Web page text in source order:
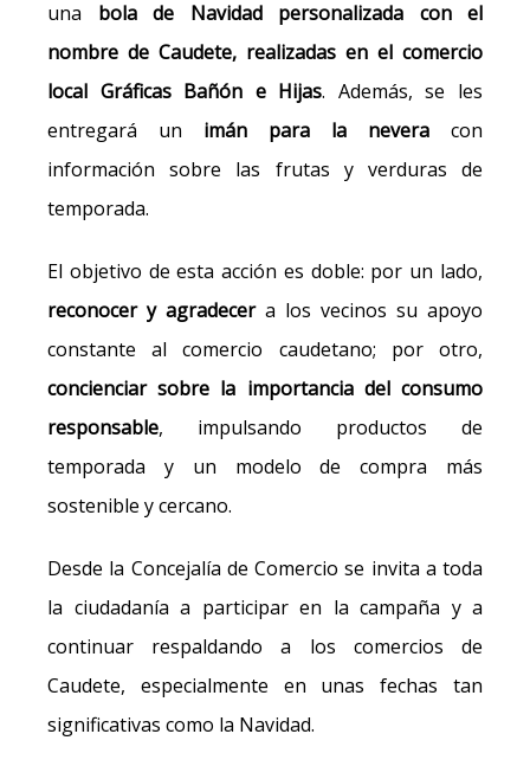
una bola de Navidad personalizada con el
nombre de Caudete, realizadas en el comercio
local Gráficas Bañón e Hijas. Además, se les
entregará un imán para la nevera con
información sobre las frutas y verduras de
temporada.
El objetivo de esta acción es doble: por un lado,
reconocer y agradecera los vecinos su apoyo
constante al comercio caudetano; por otro,
concienciar sobre la importancia del consumo
responsable, impulsando productos de
temporada y un modelo de compra más
sostenible y cercano.
Desde la Concejalía de Comercio se invita a toda
la ciudadanía a participar en la campaña y a
continuar respaldando a los comercios de
Caudete, especialmente en unas fechas tan
significativas como la Navidad.